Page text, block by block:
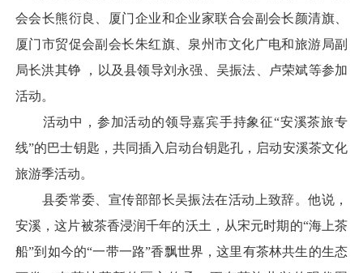
会会长熊衍良、厦门企业和企业家联合会副会长颜清旗、
厦门市贸促会副会长朱红旗、泉州市文化广电和旅游局副
局长洪其铮 ，以及县领导刘永强、吴振法、卢荣斌等参加
活动。
活动中，参加活动的领导嘉宾手持象征“安溪茶旅专
线”的巴士钥匙，共同插入启动台钥匙孔，启动安溪茶文化
旅游季活动。
县委常委、宣传部部长吴振法在活动上致辞。他说，
安溪，这片被茶香浸润千年的沃土，从宋元时期的“海上茶
船”到如今的“一带一路”香飘世界，这里有茶林共生的生态